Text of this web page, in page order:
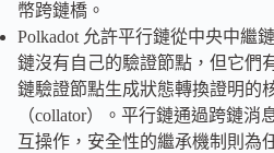
幣跨鏈橋。
Polkadot 允許平行鏈從中央中繼
鏈沒有自己的驗證節點，但它們
鏈驗證節點生成狀態轉換證明的
（collator）。平行鏈通過跨鏈消
互操作，安全性的繼承機制則為